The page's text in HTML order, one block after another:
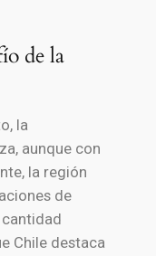
de la
la
aunque con
la región
de
Chile destaca